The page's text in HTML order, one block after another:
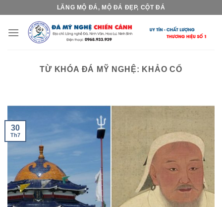
content
LĂNG MỘ ĐÁ, MỘ ĐÁ ĐẸP, CỘT ĐÁ
TỪ KHÓA ĐÁ MỸ NGHỆ: KHẢO CỔ
30
Th7